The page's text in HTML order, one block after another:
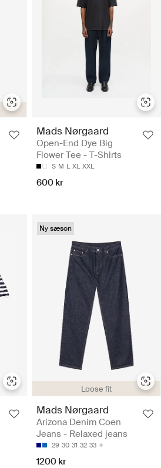
Mads Nørgaard
Open-End Dye Big
Flower Tee - T-Shirts
S M L XL XXL
600 kr
Loose fit
Ny sæson
Mads Nørgaard
Arizona Denim Coen
Jeans - Relaxed jeans
29 30 31 32 33
1200 kr